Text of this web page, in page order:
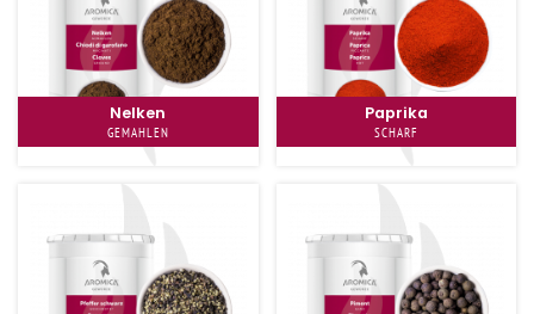
Nelken
GEMAHLEN
Paprika
SCHARF